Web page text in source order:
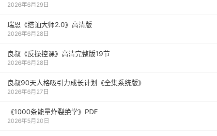
2026年6月29日
瑞恩《搭讪大师2.0》高清版
2026年6月28日
良叔《反操控课》高清完整版19节
2026年6月28日
良叔90天人格吸引力成长计划《全集系统版》
2026年6月27日
《1000‮能条‬‎量‮裂炸‬‎绝学》PDF
2026年5月20日